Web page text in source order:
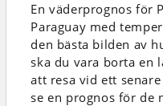
En väderprognos för
Paraguay med
den bästa bilden av
ska du vara borta en
att resa vid ett
se en prognos för de